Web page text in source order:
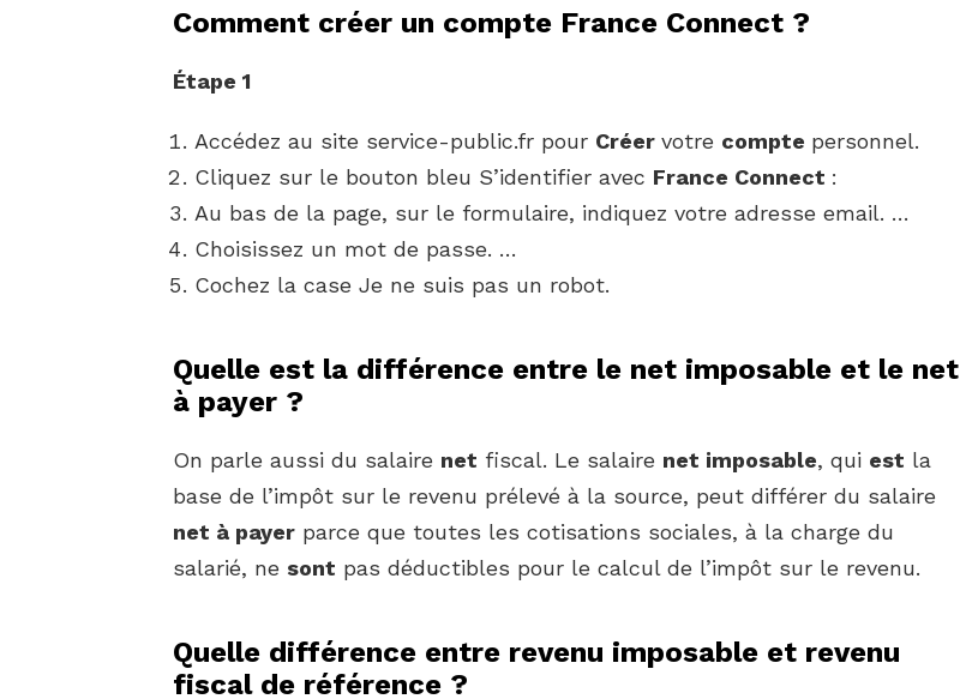
Comment créer un compte France Connect ?
Étape 1
Accédez au site service-public.fr pour Créer votre compte personnel.
Cliquez sur le bouton bleu S’identifier avec France Connect :
Au bas de la page, sur le formulaire, indiquez votre adresse email. …
Choisissez un mot de passe. …
Cochez la case Je ne suis pas un robot.
Quelle est la différence entre le net imposable et le net
à payer ?
On parle aussi du salaire net fiscal. Le salaire net imposable, qui est la
base de l’impôt sur le revenu prélevé à la source, peut différer du salaire
net à payer parce que toutes les cotisations sociales, à la charge du
salarié, ne sont pas déductibles pour le calcul de l’impôt sur le revenu.
Quelle différence entre revenu imposable et revenu
fiscal de référence ?